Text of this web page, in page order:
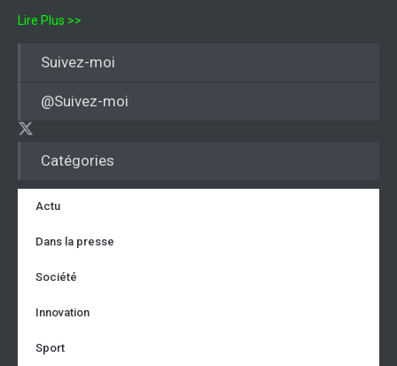
Catégories
Actu
Dans la presse
Société
Innovation
Sport
Lire Plus >>
Suivez-moi
@Suivez-moi